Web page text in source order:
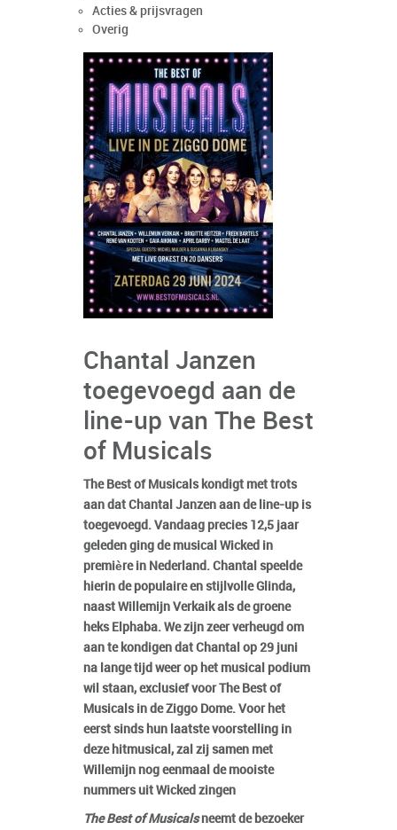
Acties & prijsvragen
Overig
Chantal Janzen
toegevoegd aan de
line-up van The Best
of Musicals
The Best of Musicals kondigt met trots
aan dat Chantal Janzen aan de line-up is
toegevoegd. Vandaag precies 12,5 jaar
geleden ging de musical Wicked in
première in Nederland. Chantal speelde
hierin de populaire en stijlvolle Glinda,
naast Willemijn Verkaik als de groene
heks Elphaba. We zijn zeer verheugd om
aan te kondigen dat Chantal op 29 juni
na lange tijd weer op het musical podium
wil staan, exclusief voor The Best of
Musicals in de Ziggo Dome. Voor het
eerst sinds hun laatste voorstelling in
deze hitmusical, zal zij samen met
Willemijn nog eenmaal de mooiste
nummers uit Wicked zingen
The Best of Musicalsneemt de bezoeker